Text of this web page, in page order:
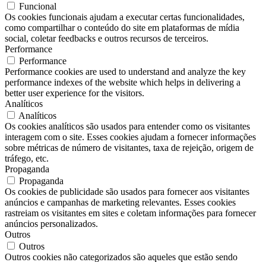
Funcional
Os cookies funcionais ajudam a executar certas funcionalidades,
como compartilhar o conteúdo do site em plataformas de mídia
social, coletar feedbacks e outros recursos de terceiros.
Performance
Performance
Performance cookies are used to understand and analyze the key
performance indexes of the website which helps in delivering a
better user experience for the visitors.
Analíticos
Analíticos
Os cookies analíticos são usados ​​para entender como os visitantes
interagem com o site. Esses cookies ajudam a fornecer informações
sobre métricas de número de visitantes, taxa de rejeição, origem de
tráfego, etc.
Propaganda
Propaganda
Os cookies de publicidade são usados ​​para fornecer aos visitantes
anúncios e campanhas de marketing relevantes. Esses cookies
rastreiam os visitantes em sites e coletam informações para fornecer
anúncios personalizados.
Outros
Outros
Outros cookies não categorizados são aqueles que estão sendo